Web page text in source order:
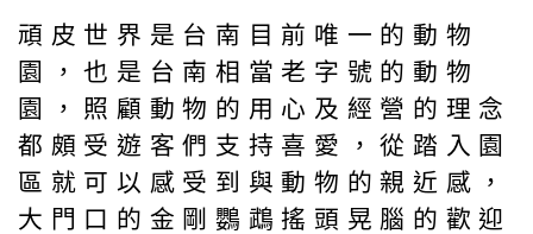
頑皮世界是台南目前唯一的動物
園，也是台南相當老字號的動物
園，照顧動物的用心及經營的理念
都頗受遊客們支持喜愛，從踏入園
區就可以感受到與動物的親近感，
大門口的金剛鸚鵡搖頭晃腦的歡迎